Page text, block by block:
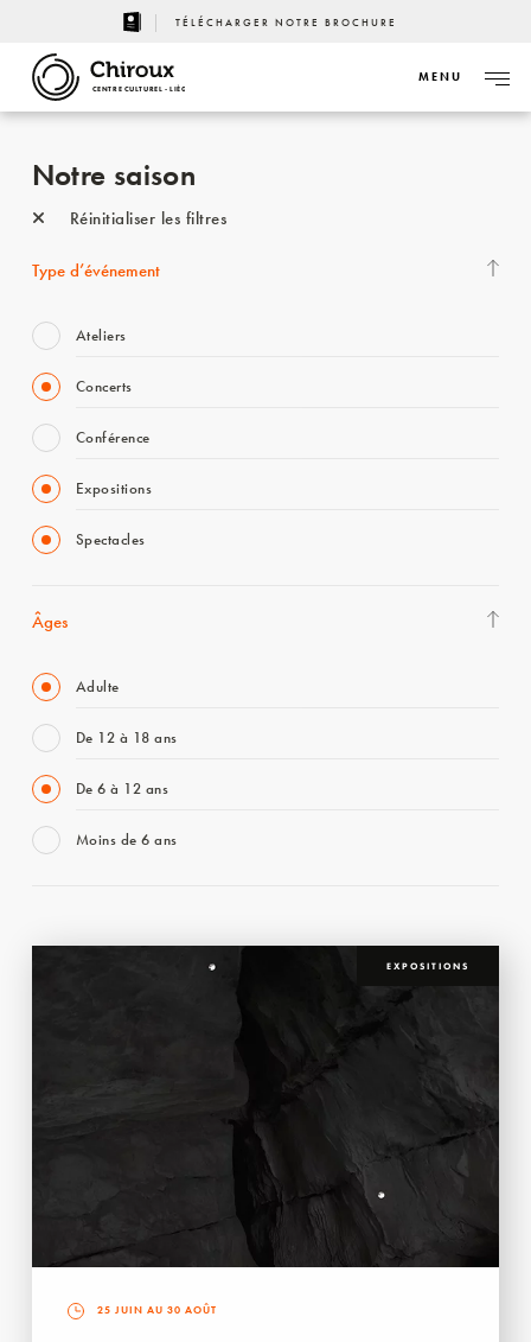
TÉLÉCHARGER NOTRE BROCHURE
CENTRE CULTUREL - LIÈGE
MENU
Notre saison
Réinitialiser les filtres
Type d’événement
Ateliers
Concerts
Conférence
Expositions
Spectacles
Âges
Adulte
De 12 à 18 ans
De 6 à 12 ans
Moins de 6 ans
EXPOSITIONS
25 JUIN AU 30 AOÛT